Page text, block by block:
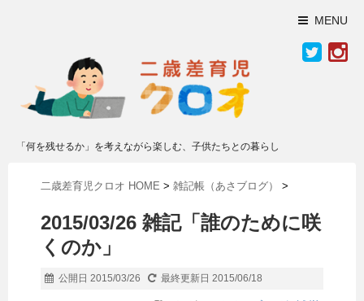
MENU
「何を残せるか」を考えながら楽しむ、子供たちとの暮らし
二歳差育児クロオ HOME > 雑記帳（あさブログ） >
2015/03/26 雑記「誰のために咲
くのか」
公開日 2015/03/26 最終更新日 2015/06/18